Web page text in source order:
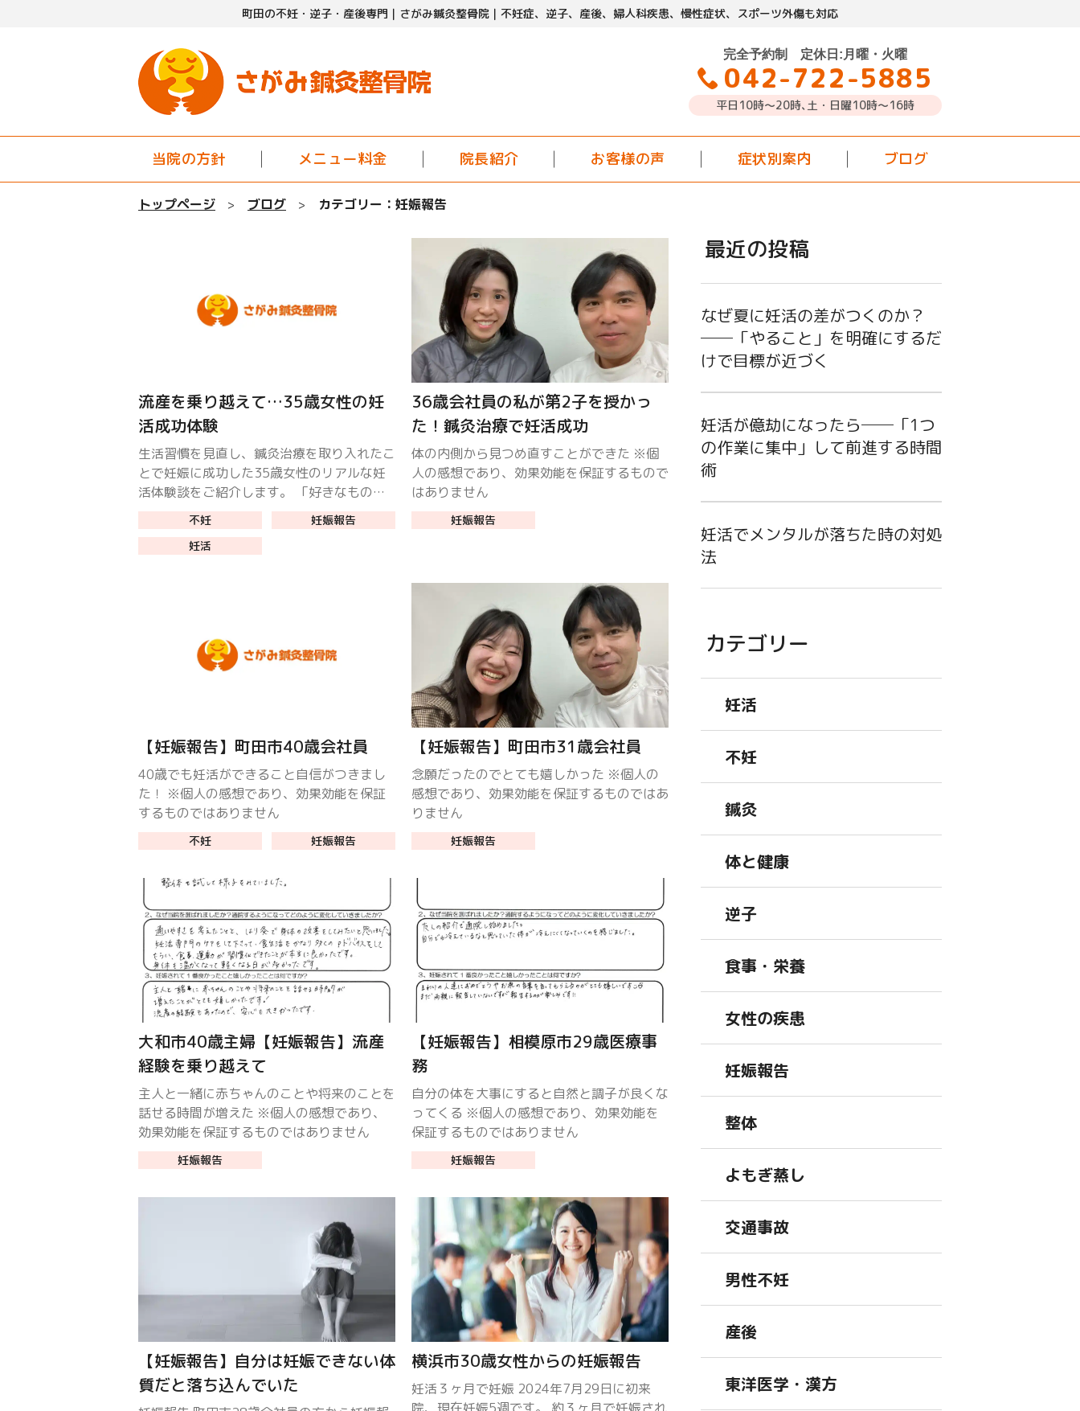
町田の不妊・逆子・産後専門｜さがみ鍼灸整骨院｜ 不妊症、逆子、産後、 婦人科疾患、慢性症状、スポーツ外傷も対応
完全予約制 定休日:月曜・火曜
042-722-5885
平日10時～20時､土・日曜10時〜16時
当院の方針 メニュー料金 院長紹介 お客様の声 症状別案内 ブログ
トップページ ブログ カテゴリー：妊娠報告
流産を乗り越えて…35歳女性の妊
活成功体験
生活習慣を見直し、鍼灸治療を取り入れたこ
とで妊娠に成功した35歳女性のリアルな妊
活体験談をご紹介します。 「好きなものば
かり食べて、夜更かしは当たり前。タバコも
やめられず、妊娠しても2回続けて流
産……」 そんな私が、生活 […]
不妊
妊娠報告
妊活
36歳会社員の私が第2子を授かっ
た！鍼灸治療で妊活成功
体の内側から見つめ直すことができた ※個
人の感想であり、効果効能を保証するもので
はありません
妊娠報告
【妊娠報告】町田市40歳会社員
40歳でも妊活ができること自信がつきまし
た！ ※個人の感想であり、効果効能を保証
するものではありません
不妊 妊娠報告
【妊娠報告】町田市31歳会社員
念願だったのでとても嬉しかった ※個人の
感想であり、効果効能を保証するものではあ
りません
妊娠報告
大和市40歳主婦【妊娠報告】流産
経験を乗り越えて
主人と一緒に赤ちゃんのことや将来のことを
話せる時間が増えた ※個人の感想であり、
効果効能を保証するものではありません
妊娠報告
【妊娠報告】相模原市29歳医療事
務
自分の体を大事にすると自然と調子が良くな
ってくる ※個人の感想であり、効果効能を
保証するものではありません
妊娠報告
【妊娠報告】自分は妊娠できない体
質だと落ち込んでいた
横浜市30歳女性からの妊娠報告
妊活３ヶ月で妊娠 2024年7月29日に初来
最近の投稿
なぜ夏に妊活の差がつくのか？
──「やること」を明確にするだ
けで目標が近づく
妊活が億劫になったら──「1つ
の作業に集中」して前進する時間
術
妊活でメンタルが落ちた時の対処
法
カテゴリー
妊活
不妊
鍼灸
体と健康
逆子
食事・栄養
女性の疾患
妊娠報告
整体
よもぎ蒸し
交通事故
男性不妊
産後
東洋医学・漢方